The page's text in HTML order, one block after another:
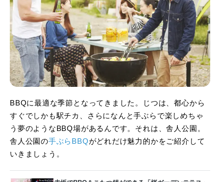
BBQに最適な季節となってきました。じつは、都心から
すぐでしかも駅チカ、さらになんと手ぶらで楽しめちゃ
う夢のようなBBQ場があるんです。それは、舎人公園。
舎人公園の手ぶらBBQがどれだけ魅力的かをご紹介して
いきましょう。